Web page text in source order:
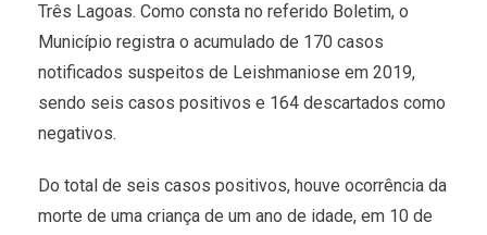
Três Lagoas. Como consta no referido Boletim, o
Município registra o acumulado de 170 casos
notificados suspeitos de Leishmaniose em 2019,
sendo seis casos positivos e 164 descartados como
negativos.
Do total de seis casos positivos, houve ocorrência da
morte de uma criança de um ano de idade, em 10 de